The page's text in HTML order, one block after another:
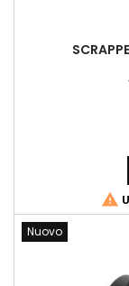

Nuovo